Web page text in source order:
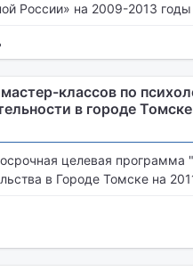
России» на 2009-2013 годы
классов по
в городе
целевая
в Городе Томске на